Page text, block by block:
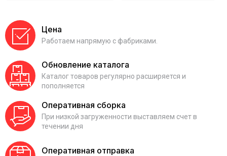
Цена
Работаем напрямую с фабриками.
Обновление каталога
Каталог товаров регулярно расширяется и
пополняется
Оперативная сборка
При низкой загруженности выставляем счет в
течении дня
Оперативная отправка